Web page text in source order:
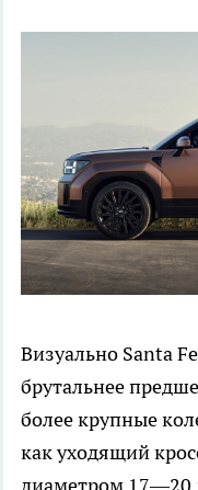
Визуально Santa
брутальнее
более крупные
как уходящий
диаметром 17—20